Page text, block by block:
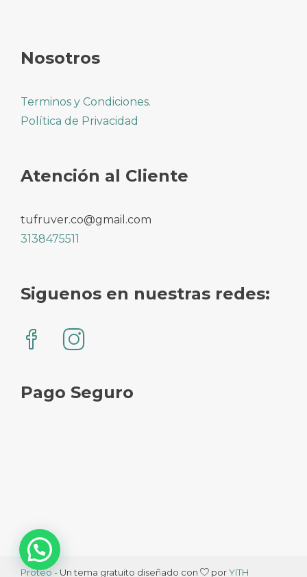
Nosotros
Terminos y Condiciones.
Política de Privacidad
Atención al Cliente
tufruver.co@gmail.com
3138475511
Siguenos en nuestras redes:
Pago Seguro
Proteo - Un tema gratuito diseñado con porYITH